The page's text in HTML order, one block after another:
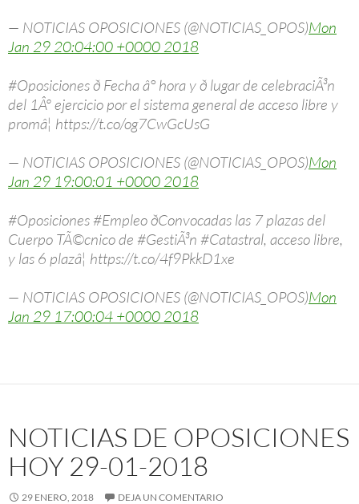
— NOTICIAS OPOSICIONES (@NOTICIAS_OPOS)Mon
Jan 29 20:04:00 +0000 2018
#Oposiciones ð Fecha â° hora y ð lugar de celebraciÃ³n
del 1Âº ejercicio por el sistema general de acceso libre y
promâ¦ https://t.co/og7CwGcUsG
— NOTICIAS OPOSICIONES (@NOTICIAS_OPOS)Mon
Jan 29 19:00:01 +0000 2018
#Oposiciones #Empleo ðConvocadas las 7 plazas del
Cuerpo TÃ©cnico de #GestiÃ³n #Catastral, acceso libre,
y las 6 plazâ¦ https://t.co/4f9PkkD1xe
— NOTICIAS OPOSICIONES (@NOTICIAS_OPOS)Mon
Jan 29 17:00:04 +0000 2018
NOTICIAS DE OPOSICIONES
HOY 29-01-2018
29 ENERO, 2018 DEJA UN COMENTARIO